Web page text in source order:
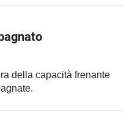
della capacità frenante